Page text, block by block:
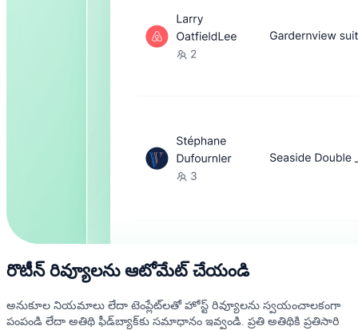
రొటీన్ రివ్యూలను ఆటోమేట్ చేయండి
అనుకూల నియమాలు లేదా టెంప్లేట్‌లతో హోస్ట్ రివ్యూలను స్వయంచాలకంగా
పంపండి లేదా అతిథి ఫీడ్‌బ్యాక్‌కు సమాధానం ఇవ్వండి. ప్రతి అతిథికి ప్రతిసారి